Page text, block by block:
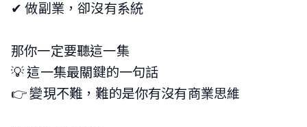
✔ 做副業，卻沒有系統
那你一定要聽這一集
💡 這一集最關鍵的一句話
👉 變現不難，難的是你有沒有商業思維